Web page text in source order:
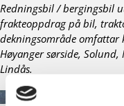
Redningsbil / bergingsbil
frakteoppdrag på bil,
dekningsområde omfattar
Høyanger sørside,
Lindås.